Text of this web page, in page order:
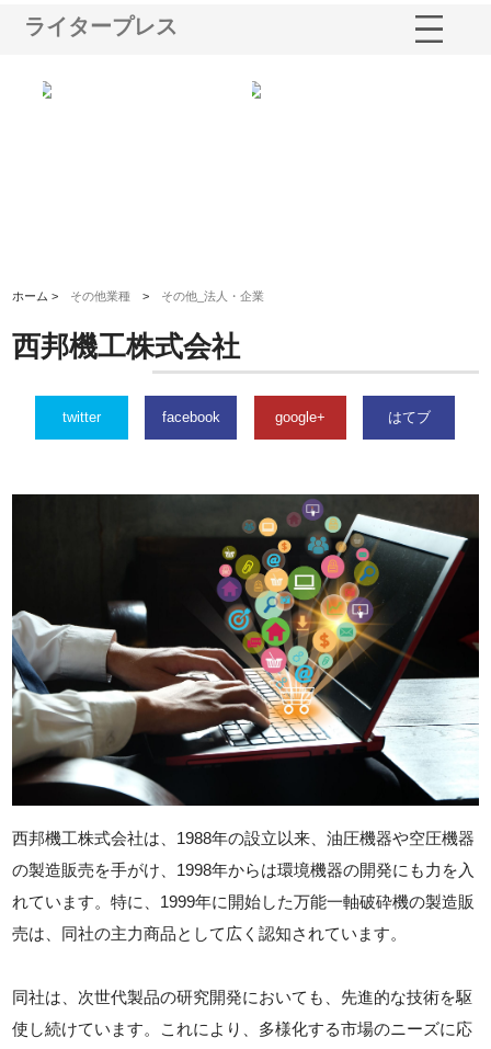
ライタープレス
ホーム > その他業種 > その他_法人・企業
西邦機工株式会社
twitter facebook google+ はてブ
西邦機工株式会社は、1988年の設立以来、油圧機器や空圧機器
の製造販売を手がけ、1998年からは環境機器の開発にも力を入
れています。特に、1999年に開始した万能一軸破砕機の製造販
売は、同社の主力商品として広く認知されています。
同社は、次世代製品の研究開発においても、先進的な技術を駆
使し続けています。これにより、多様化する市場のニーズに応